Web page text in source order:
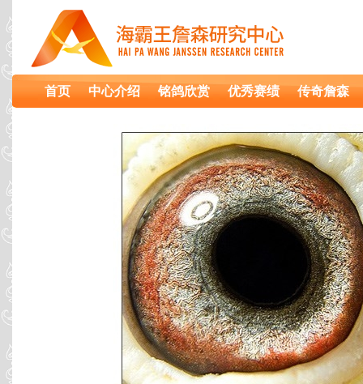
首页 中心介绍 铭鸽欣赏 优秀赛绩 传奇詹森